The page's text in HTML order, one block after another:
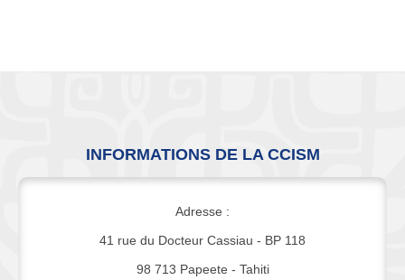
INFORMATIONS DE LA CCISM
Adresse :
41 rue du Docteur Cassiau - BP 118
98 713 Papeete - Tahiti